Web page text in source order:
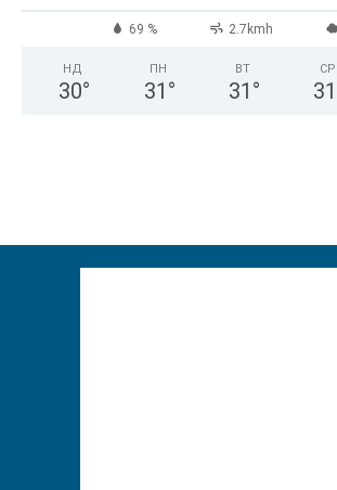
69 % 2.7kmh
НД
30°
ПН
31 °
ВТ
31 °
СР
31